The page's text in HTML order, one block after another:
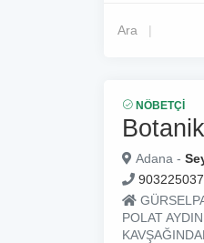
Ara
NÖBETÇI
Adana -
POLAT